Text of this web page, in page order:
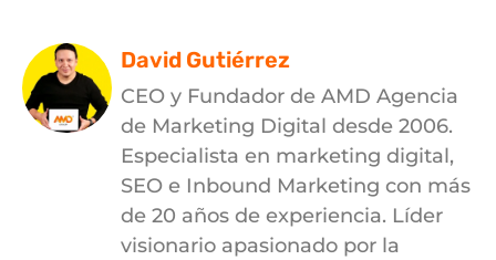
David Gutiérrez
CEO y Fundador de AMD Agencia
de Marketing Digital desde 2006.
Especialista en marketing digital,
SEO e Inbound Marketing con más
de 20 años de experiencia. Líder
visionario apasionado por la